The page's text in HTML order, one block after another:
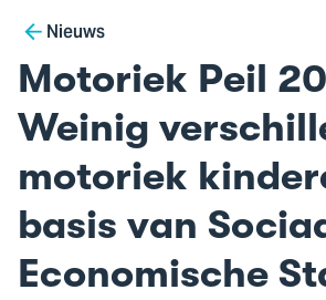
Hogeschool,
ga
naar
de
homepagina
Breadcrumb
Nieuws
Motoriek Peil
Weinig
motoriek
basis van
Economische